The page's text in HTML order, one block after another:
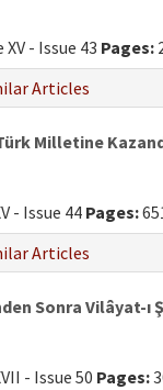
- Issue 43 Pages:
Articles
Milletine
- Issue 44 Pages:
Articles
Sonra Vilâyat-ı
- Issue 50 Pages: